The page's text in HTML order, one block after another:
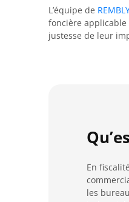
L’équipe de
foncière applicable
justesse de leur
En
les